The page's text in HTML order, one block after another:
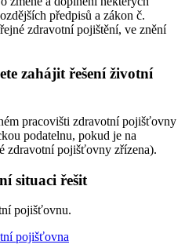
předpisů a zákon č.
zdravotní pojištění, ve znění
zahájit řešení životní
pracovišti zdravotní pojišťovny
podatelnu, pokud je na
zdravotní pojišťovny zřízena).
situaci řešit
pojišťovnu.
pojišťovna